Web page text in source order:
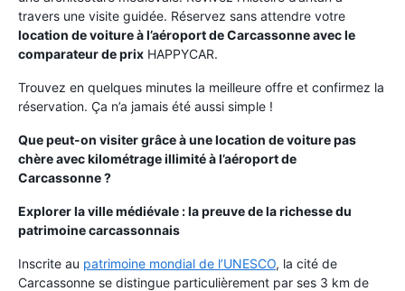
travers une visite guidée. Réservez sans attendre votre
location de voiture à l’aéroport de Carcassonne avec le
comparateur de prix HAPPYCAR.
Trouvez en quelques minutes la meilleure offre et confirmez la
réservation. Ça n’a jamais été aussi simple !
Que peut-on visiter grâce à une location de voiture pas
chère avec kilométrage illimité à l’aéroport de
Carcassonne ?
Explorer la ville médiévale : la preuve de la richesse du
patrimoine carcassonnais
Inscrite au patrimoine mondial de l’UNESCO, la cité de
Carcassonne se distingue particulièrement par ses 3 km de